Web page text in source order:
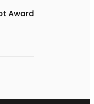
Award